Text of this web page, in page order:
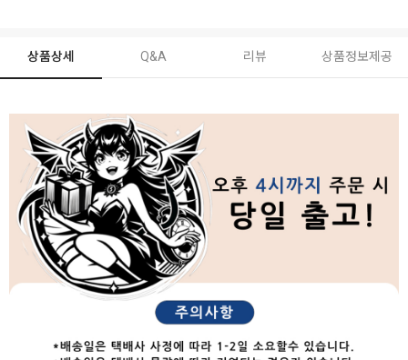
상품상세 Q&A 리뷰 상품정보제공